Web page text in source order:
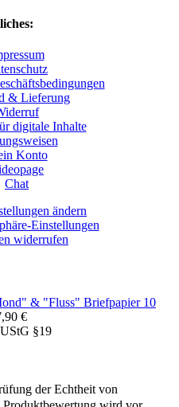
& Lieferung
digitale Inhalte
Konto
Chat
ändern
Einstellungen
widerrufen
Briefpapier 10
€
§19
der Echtheit von